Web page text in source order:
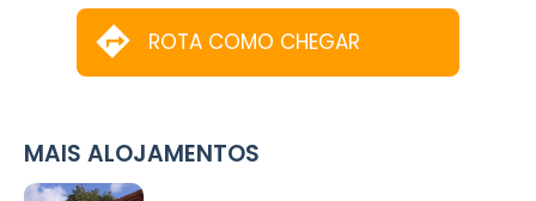
ROTA COMO CHEGAR
MAIS ALOJAMENTOS